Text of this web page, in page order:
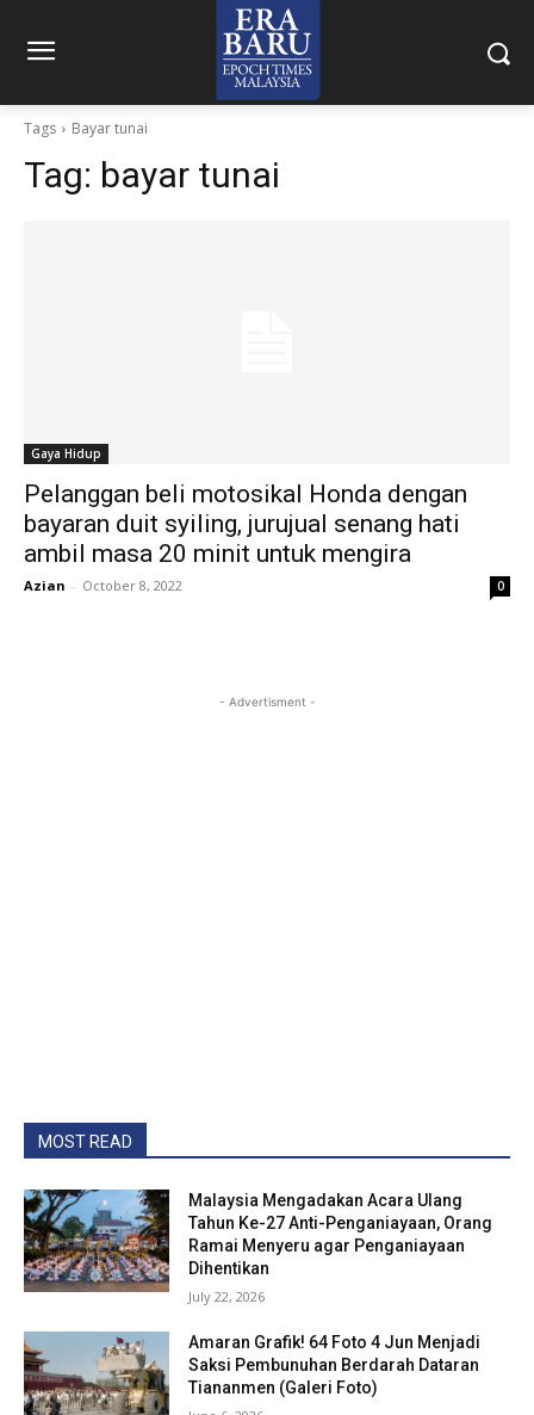
Tags Bayar tunai
Tag: bayar tunai
Gaya Hidup
Pelanggan beli motosikal Honda dengan
bayaran duit syiling, jurujual senang hati
ambil masa 20 minit untuk mengira
Azian - October 8, 2022 0
- Advertisment -
MOST READ
Malaysia Mengadakan Acara Ulang
Tahun Ke-27 Anti-Penganiayaan, Orang
Ramai Menyeru agar Penganiayaan
Dihentikan
July 22, 2026
Amaran Grafik! 64 Foto 4 Jun Menjadi
Saksi Pembunuhan Berdarah Dataran
Tiananmen (Galeri Foto)